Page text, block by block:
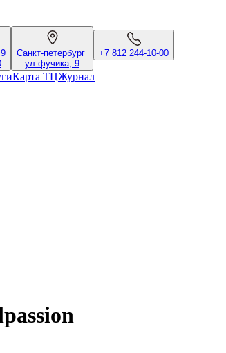
Санкт-петербург
ул.фучика, 9
+7 812 244-10-00
Карта ТЦЖурнал